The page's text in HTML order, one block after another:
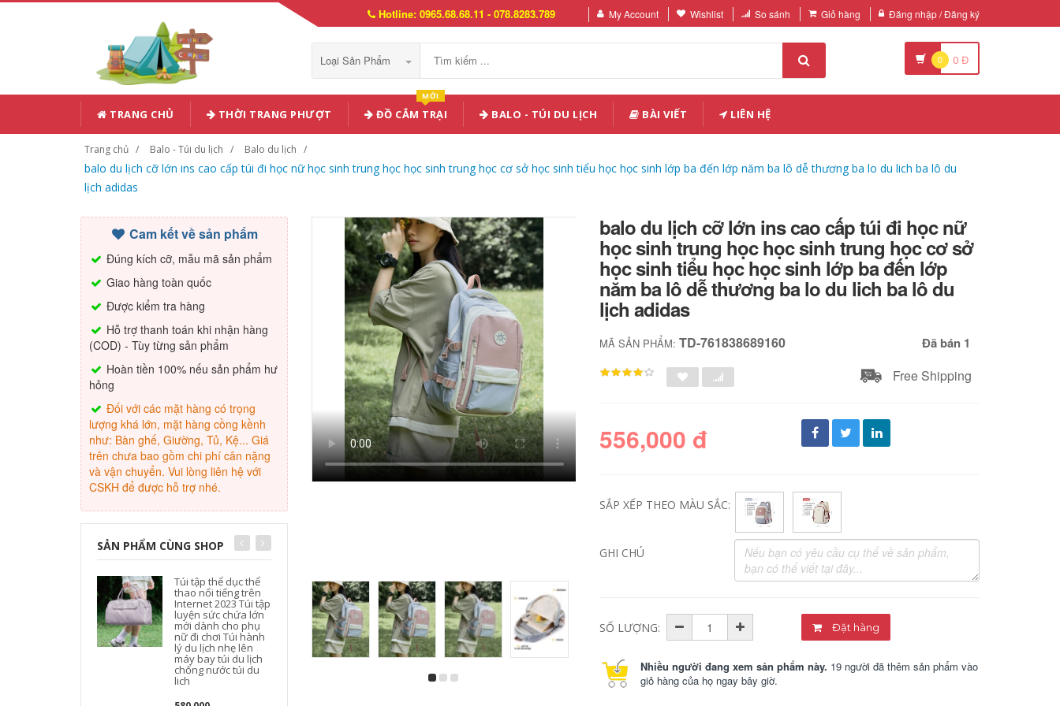
Hotline: 0965.68.68.11 - 078.8283.789 My Account Wishlist So sánh Giỏ hàng Đăng nhập / Đăng ký
Loại Sản Phẩm 0 0 Đ
TRANG CHỦ THỜI TRANG PHƯỢT ĐỒ CẮM TRẠI
MỚI
BALO - TÚI DU LỊCH BÀI VIẾT LIÊN HỆ
Trang chủ Balo - Túi du lịch Balo du lịch
balo du lịch cỡ lớn ins cao cấp túi đi học nữ học sinh trung học học sinh trung học cơ sở học sinh tiểu học học sinh lớp ba đến lớp năm ba lô dễ thương ba lo du lich ba lô du
lịch adidas
Cam kết về sản phẩm
Đúng kích cỡ, mẫu mã sản phẩm
Giao hàng toàn quốc
Được kiểm tra hàng
Hỗ trợ thanh toán khi nhận hàng
(COD) - Tùy từng sản phẩm
Hoàn tiền 100% nếu sản phẩm hư
hỏng
Đối với các mặt hàng có trọng
lượng khá lớn, mặt hàng cồng kềnh
như: Bàn ghế, Giường, Tủ, Kệ... Giá
trên chưa bao gồm chi phí cân nặng
và vận chuyển. Vui lòng liên hệ với
CSKH để được hỗ trợ nhé.
SẢN PHẨM CÙNG SHOP
Túi tập thể dục thể
thao nổi tiếng trên
Internet 2023 Túi tập
luyện sức chứa lớn
mới dành cho phụ
nữ đi chơi Túi hành
lý du lịch nhẹ lên
máy bay túi du lịch
chống nước túi du
lich
Ba lô nhỏ siêu phổ
biến dành cho nữ
sinh viên đại học
2024 Ba lô mini dễ
thương mới dành
cho học sinh trung
học cơ sở du lịch
ngoài trời, túi đi học
chống nước balo du
balo du lịch nam
chống nước Ba lô
cao cấp dành cho
nữ sinh viên đại học
thể thao ngoài trời
đi học 2024 mới ba
lô du lịch sức chứa
lớn dành cho nam
ba lô du lịch cho trẻ
balo du lịch cỡ lớn ins cao cấp túi đi học nữ
học sinh trung học học sinh trung học cơ sở
học sinh tiểu học học sinh lớp ba đến lớp
năm ba lô dễ thương ba lo du lich ba lô du
lịch adidas
MÃ SẢN PHẨM:TD-761838689160 Đã bán 1
Free Shipping
556,000 đ
SẮP XẾP THEO MÀU SẮC:
GHI CHÚ
SỐ LƯỢNG: Đặt hàng
Nhiều người đang xem sản phẩm này. 19 người đã thêm sản phẩm vào
giỏ hàng của họ ngay bây giờ.